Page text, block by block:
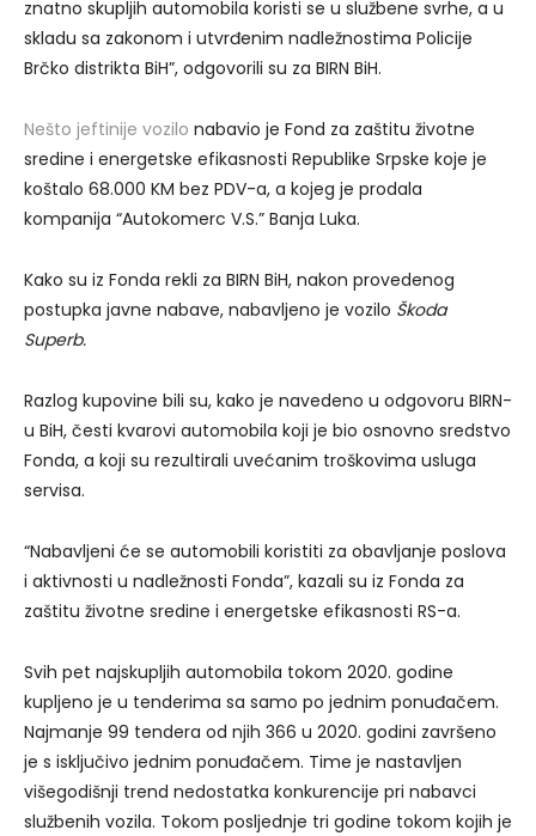
znatno skupljih automobila koristi se u službene svrhe, a u
skladu sa zakonom i utvrđenim nadležnostima Policije
Brčko distrikta BiH”, odgovorili su za BIRN BiH.
Nešto jeftinije vozilo nabavio je Fond za zaštitu životne
sredine i energetske efikasnosti Republike Srpske koje je
koštalo 68.000 KM bez PDV-a, a kojeg je prodala
kompanija “Autokomerc V.S.” Banja Luka.
Kako su iz Fonda rekli za BIRN BiH, nakon provedenog
postupka javne nabave, nabavljeno je vozilo Škoda
Superb.
Razlog kupovine bili su, kako je navedeno u odgovoru BIRN-
u BiH, česti kvarovi automobila koji je bio osnovno sredstvo
Fonda, a koji su rezultirali uvećanim troškovima usluga
servisa.
“Nabavljeni će se automobili koristiti za obavljanje poslova
i aktivnosti u nadležnosti Fonda”, kazali su iz Fonda za
zaštitu životne sredine i energetske efikasnosti RS-a.
Svih pet najskupljih automobila tokom 2020. godine
kupljeno je u tenderima sa samo po jednim ponuđačem.
Najmanje 99 tendera od njih 366 u 2020. godini završeno
je s isključivo jednim ponuđačem. Time je nastavljen
višegodišnji trend nedostatka konkurencije pri nabavci
službenih vozila. Tokom posljednje tri godine tokom kojih je